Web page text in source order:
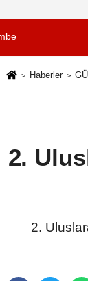
Haberler
2.
2.